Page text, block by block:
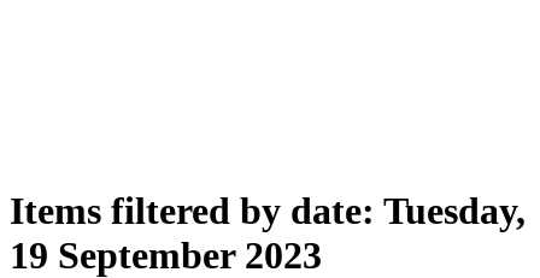
Items filtered by date: Tuesday,
19 September 2023